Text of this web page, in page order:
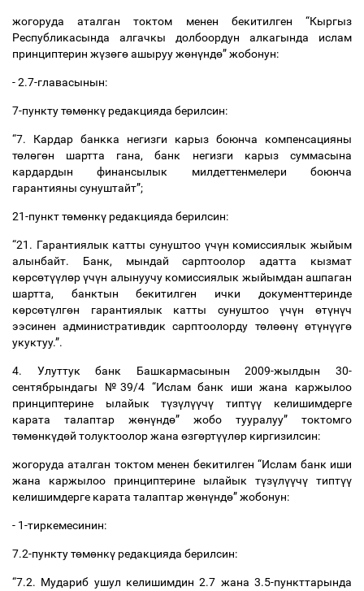
жогоруда аталган токтом менен бекитилген “Кыргыз
Республикасында алгачкы долбоордун алкагында ислам
принциптерин жүзөгөашыруу жөнүндө” жобонун:
- 2.7-главасынын:
7-пункту төмөнкү редакцияда берилсин:
“7. Кардар банкка негизги карыз боюнча компенсацияны
төлөгөн шартта гана, банк негизги карыз суммасына
кардардын финансылык милдеттенмелери боюнча
гарантияны сунуштайт”;
21-пункт төмөнкү редакцияда берилсин:
“21. Гарантиялык катты сунуштоо үчүн комиссиялык жыйым
алынбайт. Банк, мындай сарптоолор адатта кызмат
көрсөтүүлөрүчүн алынуучу комиссиялык жыйымдан ашпаган
шартта, банктын бекитилген ички документтеринде
көрсөтүлгөн гарантиялык катты сунуштооүчүнөтүнүч
ээсинен административдик сарптоолорду төлөөнү өтүнүүгө
укуктуу.”.
4. Улуттук банк Башкармасынын 2009-жылдын 30-
сентябрындагы №39/4 “Ислам банк иши жана каржылоо
принциптерине ылайык түзүлүүчү типтүү келишимдерге
карата талаптар жөнүндө” жобо тууралуу” токтомго
төмөнкүдөй толуктоолор жана өзгөртүүлөр киргизилсин:
жогоруда аталган токтом менен бекитилген “Ислам банк иши
жана каржылоо принциптерине ылайык түзүлүүчү типтүү
келишимдерге карата талаптар жөнүндө” жобонун:
- 1-тиркемесинин:
7.2-пункту төмөнкү редакцияда берилсин:
“7.2. Мудариб ушул келишимдин 2.7 жана 3.5-пункттарында